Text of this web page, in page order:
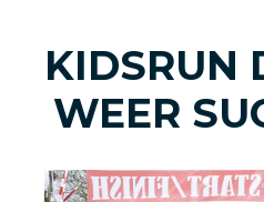
KIDSRUN
WEER